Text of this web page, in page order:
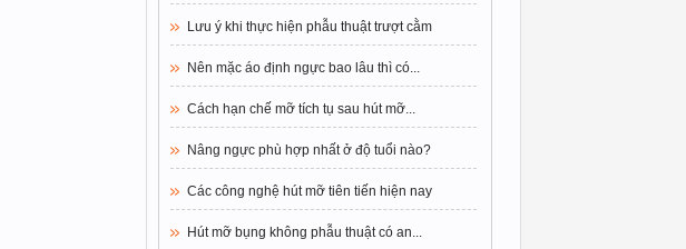
Lưu ý khi thực hiện phẫu thuật trượt cằm
Nên mặc áo định ngực bao lâu thì có...
Cách hạn chế mỡ tích tụ sau hút mỡ...
Nâng ngực phù hợp nhất ở độ tuổi nào?
Các công nghệ hút mỡ tiên tiến hiện nay
Hút mỡ bụng không phẫu thuật có an...